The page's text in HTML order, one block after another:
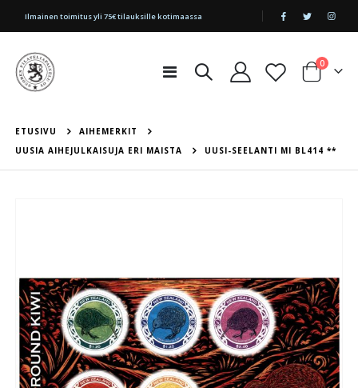
|
Ilmainen toimitus yli 75€ tilauksille kotimaassa
Toggle
Cart
0tuotetta
ETUSIVU
AIHEMERKIT
UUSIA AIHEJULKAISUJA ERI MAISTA
UUSI-SEELANTI MI BL414 **
the
images
gallery